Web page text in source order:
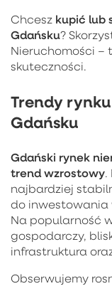
Chcesz kupić lub
Gdańsku?
Nieruchomości –
skuteczności.
Trendy
Gdańsku
Gdański rynek
trend wzrostowy.
najbardziej
do inwestowania
Na popularność
gospodarczy,
infrastruktura
Obserwujemy